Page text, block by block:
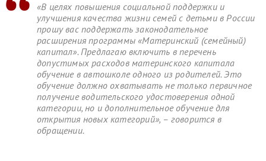
«В целях повышения социальной поддержки и
улучшения качества жизни семей с детьми в России
прошу вас поддержать законодательное
расширения программы «Материнский (семейный)
капитал». Предлагаю включить в перечень
допустимых расходов материнского капитала
обучение в автошколе одного из родителей. Это
обучение должно охватывать не только первичное
получение водительского удостоверения одной
категории, но и дополнительное обучение для
открытия новых категорий», – говорится в
обращении.